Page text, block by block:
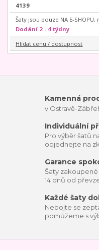
4139
Šaty jsou pouze NA E-
Dodání 2 - 4 týdny
Hlídat cenu / dostupnost
Kamenná
v Ostravě-
Individuální
Pro výběr šatů
objednejte na
Garance
Šaty
14 dnů od
Každé šaty
Nebojte se
pomůžeme s